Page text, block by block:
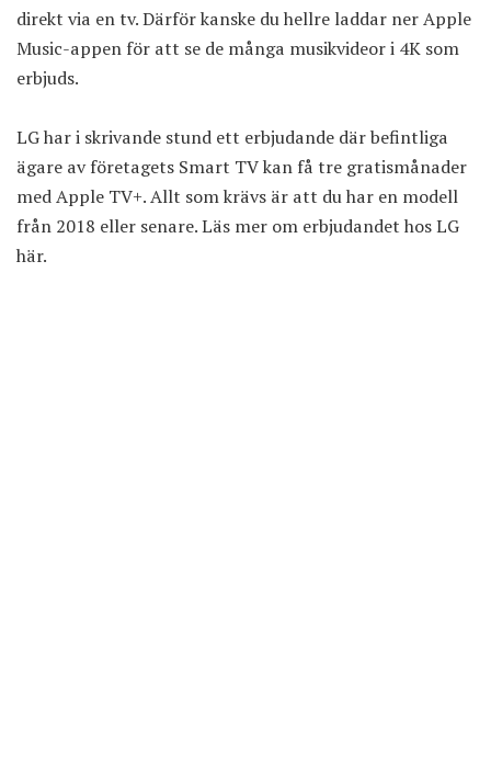
direkt via en tv. Därför kanske du hellre laddar ner Apple
Music-appen för att se de många musikvideor i 4K som
erbjuds.
LG har i skrivande stund ett erbjudande där befintliga
ägare av företagets Smart TV kan få tre gratismånader
med Apple TV+. Allt som krävs är att du har en modell
från 2018 eller senare. Läs mer om erbjudandet hos LG
här.